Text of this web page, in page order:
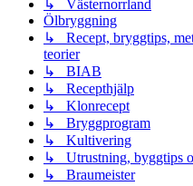
↳ Västernorrland
Ölbryggning
↳ Recept, bryggtips,
teorier
↳ BIAB
↳ Recepthjälp
↳ Klonrecept
↳ Bryggprogram
↳ Kultivering
↳ Utrustning, byggtips
↳ Braumeister